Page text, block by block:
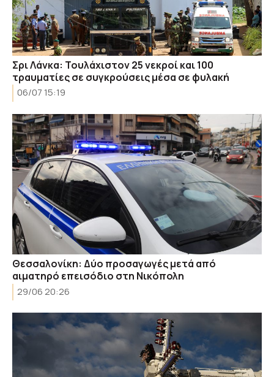
Σρι Λάνκα: Τουλάχιστον 25 νεκροί και 100
τραυματίες σε συγκρούσεις μέσα σε φυλακή
06/07 15:19
Θεσσαλονίκη: Δύο προσαγωγές μετά από
αιματηρό επεισόδιο στη Νικόπολη
29/06 20:26